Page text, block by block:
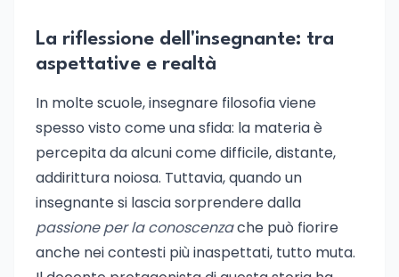
La riflessione dell'insegnante: tra
aspettative e realtà
In molte scuole, insegnare filosofia viene
spesso visto come una sfida: la materia è
percepita da alcuni come difficile, distante,
addirittura noiosa. Tuttavia, quando un
insegnante si lascia sorprendere dalla
passione per la conoscenzache può fiorire
anche nei contesti più inaspettati, tutto muta.